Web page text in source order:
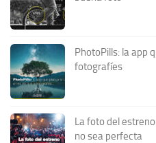
PhotoPills: la app
fotografíes
La foto del
no sea perfecta